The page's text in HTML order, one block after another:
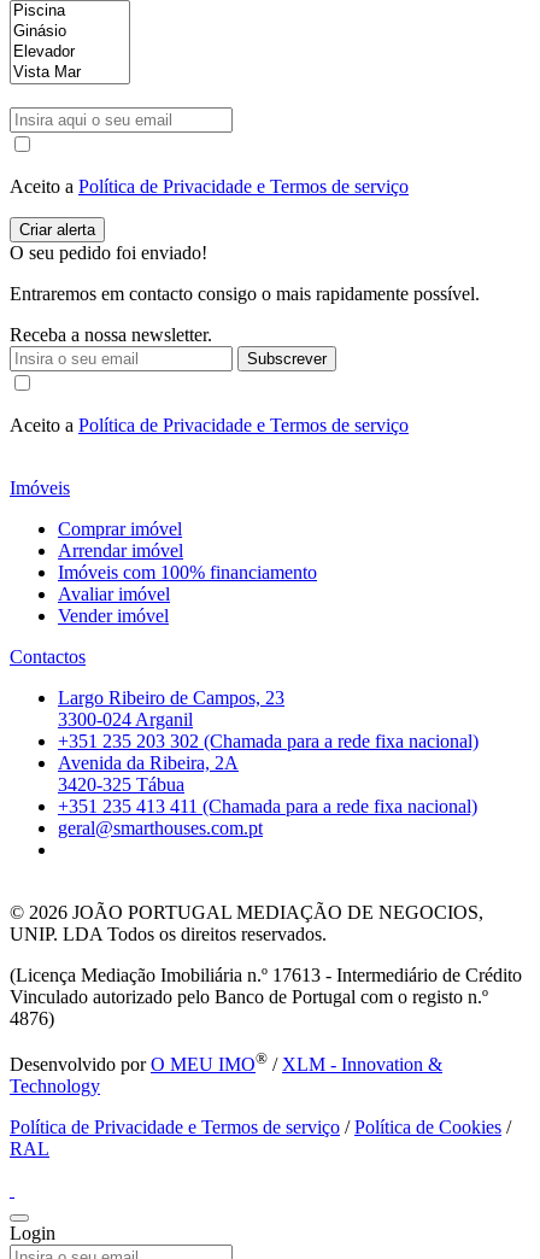
Aceito a Política de Privacidade e Termos de serviço
O seu pedido foi enviado!
Entraremos em contacto consigo o mais rapidamente possível.
Receba a nossa newsletter.
Subscrever
Aceito a Política de Privacidade e Termos de serviço
Imóveis
Comprar imóvel
Arrendar imóvel
Imóveis com 100% financiamento
Avaliar imóvel
Vender imóvel
Contactos
Largo Ribeiro de Campos, 23
3300-024 Arganil
+351 235 203 302 (Chamada para a rede fixa nacional)
Avenida da Ribeira, 2A
3420-325 Tábua
+351 235 413 411 (Chamada para a rede fixa nacional)
geral@smarthouses.com.pt
© 2026 JOÃO PORTUGAL MEDIAÇÃO DE NEGOCIOS,
UNIP. LDA Todos os direitos reservados.
(Licença Mediação Imobiliária n.º 17613 - Intermediário de Crédito
Vinculado autorizado pelo Banco de Portugal com o registo n.º
4876)
Desenvolvido porO MEU IMO® / XLM - Innovation &
Technology
Política de Privacidade e Termos de serviço /Política de Cookies /
RAL
Login